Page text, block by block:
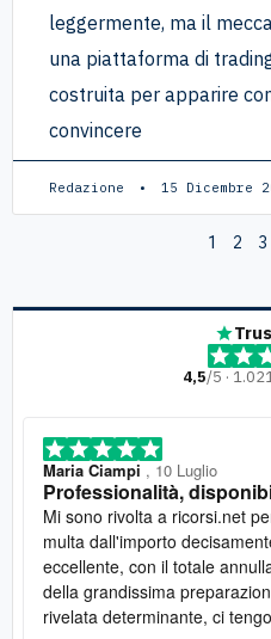
leggermente, ma il
una piattaforma di
costruita per apparire
convincere
Redazione 15 Dicembre
1 2 3
4,5/5 ·
Maria Ciampi , 10 Luglio
Professionalità,
Mi sono rivolta a ricorsi.net per un ricorso contro una
multa dall'importo
eccellente, con il totale
della grandissima
rivelata determinante, ci